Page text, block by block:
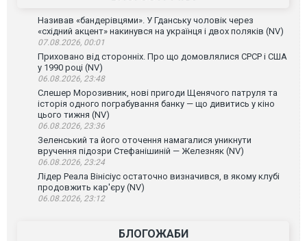
Називав «бандерівцями». У Гданську чоловік через
«східний акцент» накинувся на українця і двох поляків (NV)
07.08.2026, 00:01
Приховано від сторонніх. Про що домовлялися СРСР і США
у 1990 році (NV)
06.08.2026, 23:48
Слешер Морозивник, нові пригоди Щенячого патруля та
історія одного пограбування банку — що дивитись у кіно
цього тижня (NV)
06.08.2026, 23:36
Зеленський та його оточення намагалися уникнути
вручення підозри Стефанішиній — Железняк (NV)
06.08.2026, 23:24
Лідер Реала Вінісіус остаточно визначився, в якому клубі
продовжить кар'єру (NV)
06.08.2026, 23:12
БЛОГОЖАБИ